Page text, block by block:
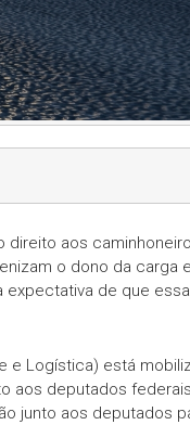
direito aos
o dono da carga
expectativa de que
e Logística) está
aos deputados
junto aos deputados